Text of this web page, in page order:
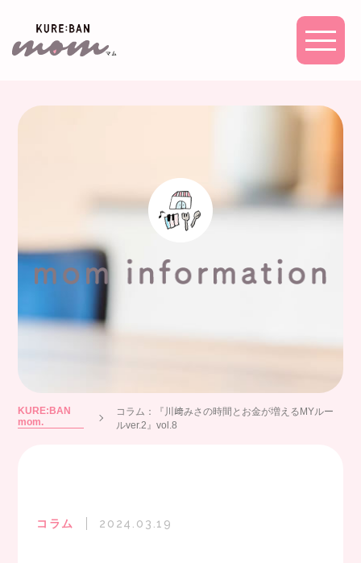
KURE:BAN
mom.
コラム：『川﨑みさの時間とお金が増えるMYルー
ルver.2』vol.8
コラム 2024.03.19